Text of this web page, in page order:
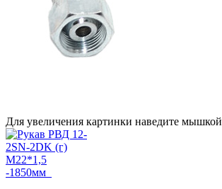
Для увеличения картинки наведите мышкой